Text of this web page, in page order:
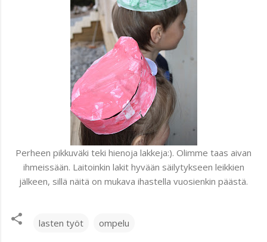
Perheen pikkuväki teki hienoja lakkeja:). Olimme taas aivan
ihmeissään. Laitoinkin lakit hyvään säilytykseen leikkien
jälkeen, sillä näitä on mukava ihastella vuosienkin päästä.
lasten työt ompelu